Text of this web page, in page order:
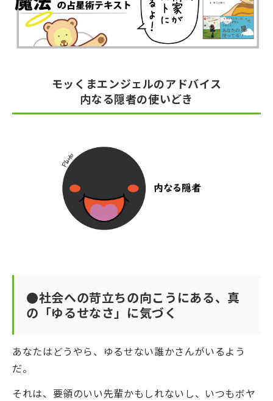
モッくまエンジェルのアドバイス
内なる隠者の使いどき
●社会への苛立ちの向こうにある、真
の「ゆるせなさ」に気づく
あなたはどうやら、ゆるせない誰かさんがいるよう
だ。
それは、要領のいい先輩かもしれないし、いつもボヤ